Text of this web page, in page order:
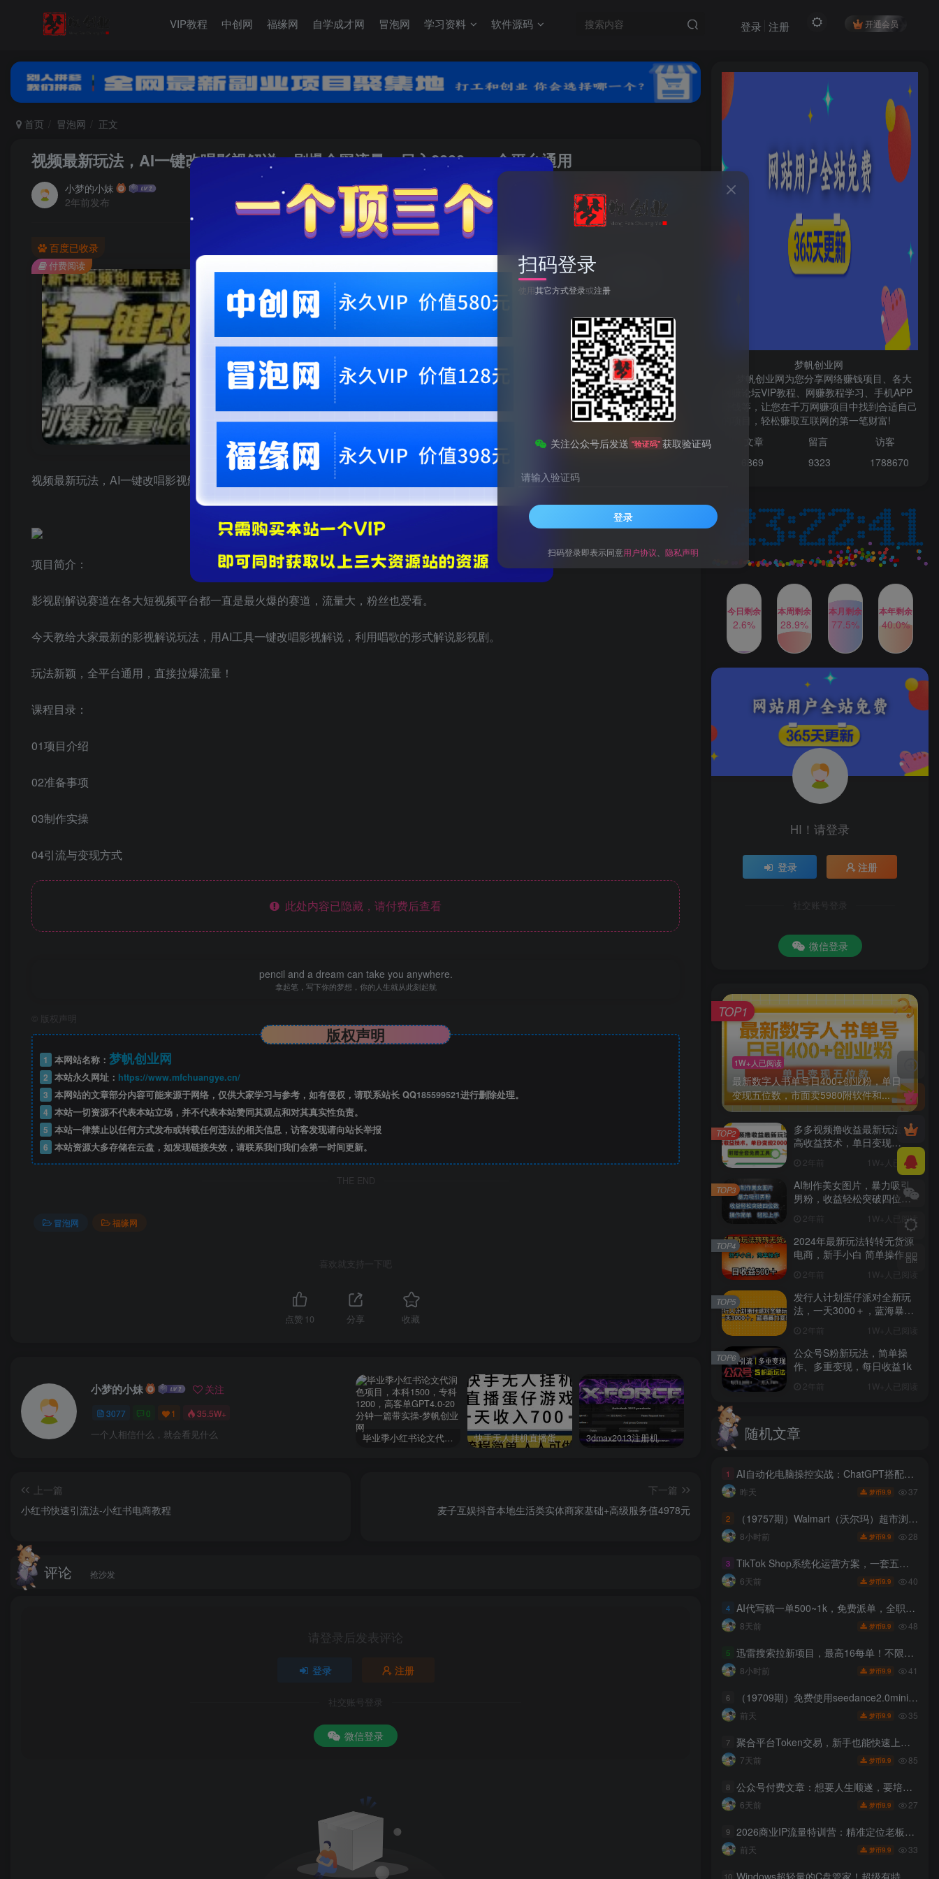
VIP教程 中创网 福缘网 自学成才网 冒泡网 学习资料 软件源码 开通会员
登录 注册
首页 冒泡网 正文
视频最新玩法，AI一键改唱影视解说，刷爆全网流量，日入2000＋，全平台通用
小梦的小妹
2年前发布
关注
0 52 10
百度已收录
视频最新玩法，AI一键改唱影视解说，刷爆全网流量，日入2000＋，全平台通用
此内容为付费阅读，请付费后查看
会员专属资源
黄金会员 免费 钻石会员免费
您暂无购买权限，请先开通会员
付费阅读
视频最新玩法，AI一键改唱影视解说，刷爆全网流量，日入2000＋，全平台通用【揭秘】
项目简介：
影视剧解说赛道在各大短视频平台都一直是最火爆的赛道，流量大，粉丝也爱看。
今天教给大家最新的影视解说玩法，用AI工具一键改唱影视解说，利用唱歌的形式解说影视剧。
玩法新颖，全平台通用，直接拉爆流量！
课程目录：
01项目介绍
02准备事项
03制作实操
04引流与变现方式
此处内容已隐藏，请付费后查看
pencil and a dream can take you anywhere.
拿起笔，写下你的梦想，你的人生就从此刻起航
版权声明
版权声明
1 本网站名称： 梦帆创业网
2 本站永久网址： https://www.mfchuangye.cn/
3 本网站的文章部分内容可能来源于网络，仅供大家学习与参考，如有侵权，请联系站长 QQ185599521进行删除处理。
4 本站一切资源不代表本站立场，并不代表本站赞同其观点和对其真实性负责。
5 本站一律禁止以任何方式发布或转载任何违法的相关信息，访客发现请向站长举报
6 本站资源大多存储在云盘，如发现链接失效，请联系我们我们会第一时间更新。
THE END
冒泡网 福缘网
喜欢就支持一下吧
点赞 10 分享 收藏
小梦的小妹 关注
3077 0 1 35.5W+
一个人相信什么，就会看见什么 毕业季小红书论文代润色项目，本科1500，专科1200，高客单GPT4.0-20分钟一篇带实操 快手无人挂机直播蛋仔游戏，一天收入700+流程简单人人可做（送10G素材） 3dmax2013注册机 附序列号和密钥含序列号和密钥，配合注册机，可以生成激活码，完美激活软件。 成人用品，蓝海赛道，重点渠道引流教程，行业深度分析，无需囤货，轻松月入5W+
上一篇
小红书快速引流法-小红书电商教程
下一篇
麦子互娱抖音本地生活类实体商家基础+高级服务值4978元￼
评论 抢沙发
请登录后发表评论
登录 注册
社交账号登录
微信登录
HI！请登录
登录
多多视频撸收益最新玩法，
高收益技术，单日变现
2000+，附赠全套技术资料
2年前 1W+人已阅读
男粉，收益轻松突破四位
数，操作简单 上手难度低
2年前 1W+人已阅读
TOP3
2024年最新玩法转转无货源
电商，新手小白 简单操作，
2年前 1W+人已阅读
TOP4
发行人计划蛋仔派对全新玩
法，一天3000＋，蓝海暴力
变现2年前
公众号S粉新玩法，简单操
作、多重变现，每日收益1k
2年前
梦帆创业网
梦帆创业网为您分享网络赚钱项目、各大
网赚论坛VIP教程、网赚教程学习、手机APP
赚钱等，让您在千万网赚项目中找到合适自己
的项目，轻松赚取互联网的第一笔财富!
文章 留言 访客
6869 9323 1788670
今日剩余
2.6%
本周剩余
28.9%
本月剩余
77.5%
本年剩余
40.0%
HI！请登录
登录 注册
社交账号登录
微信登录
1W+人已阅读
最新数字人书单号日400+创业粉，单日
变现五位数，市面卖5980附软件和...
TOP1
多多视频撸收益最新玩法，
高收益技术，单日变现
2000+，附赠全套技术资料
2年前 1W+人已阅读
TOP2
AI制作美女图片，暴力吸引
男粉，收益轻松突破四位
2年前 1W+人已阅读
TOP3
2024年最新玩法转转无货源
电商，新手小白 简单操作，
2年前 1W+人已阅读
TOP4
发行人计划蛋仔派对全新玩
法，一天3000＋，蓝海暴力
2年前 1W+人已阅读
TOP5
公众号S粉新玩法，简单操
作、多重变现，每日收益1k
2年前 1W+人已阅读
TOP6
随机文章
1 AI自动化电脑操控实战：ChatGPT搭配Codex，一键指令远程自动操控电脑完成工作
昨天 梦币9.9 37
2 （19757期）Walmart（沃尔玛）超市浏览标注项目，单账号日收益20+ 单电脑日收益可达1000+带分佣机制
8小时前 梦币9.9 28
3 TikTok Shop系统化运营方案，一套五步走的方法，帮你在TikTok Shop上快速把销售额做起来【原创双语字幕】
6天前 梦币9.9 40
4 AI代写稿一单500~1k，免费派单，全职月入2W+，会打字就能干，副业全职都行【揭秘】
8天前 梦币9.9 48
5 迅雷搜索拉新项目，最高16每单！不限量级人人可冲，零门槛上手（更新0807）
8小时前 梦币9.9 41
6 （19709期）免费使用seedance2.0mini的方法，不能真人，可以无限10秒视频，9图+3音频参考
前天 梦币9.9 35
7 聚合平台Token交易，新手也能快速上手，空闲时间轻松赚收益
7天前 梦币9.9 85
8 公众号付费文章：想要人生顺遂，要培养这6种爱好
6天前 梦币9.9 27
9 2026商业IP流量特训营：精准定位老板人设，搭建长效稳定内容体系
前天 梦币9.9 33
10
扫码登录
使用其它方式登录或注册
关注公众号后发送 “验证码” 获取验证码
请输入验证码
登录
扫码登录即表示同意用户协议 隐私声明